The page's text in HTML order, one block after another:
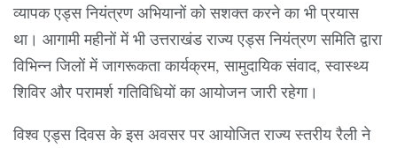
व्यापक एड्स नियंत्रण अभियानों को सशक्त करने का भी प्रयास
था। आगामी महीनों में भी उत्तराखंड राज्य एड्स नियंत्रण समिति द्वारा
विभिन्न जिलों में जागरूकता कार्यक्रम, सामुदायिक संवाद, स्वास्थ्य
शिविर और परामर्श गतिविधियों का आयोजन जारी रहेगा।
विश्व एड्स दिवस के इस अवसर पर आयोजित राज्य स्तरीय रैली ने